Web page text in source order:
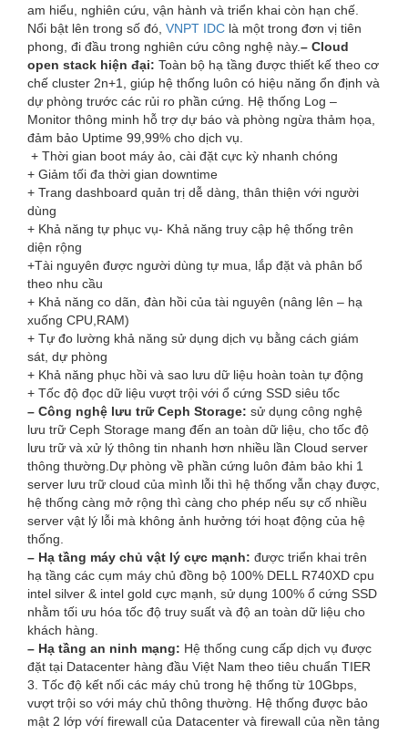
am hiểu, nghiên cứu, vận hành và triển khai còn hạn chế.
Nổi bật lên trong số đó, VNPT IDC là một trong đơn vị tiên
phong, đi đầu trong nghiên cứu công nghệ này.– Cloud
open stack hiện đại: Toàn bộ hạ tầng được thiết kế theo cơ
chế cluster 2n+1, giúp hệ thống luôn có hiệu năng ổn định và
dự phòng trước các rủi ro phần cứng. Hệ thống Log –
Monitor thông minh hỗ trợ dự báo và phòng ngừa thảm họa,
đảm bảo Uptime 99,99% cho dịch vụ.
+ Thời gian boot máy ảo, cài đặt cực kỳ nhanh chóng
+ Giảm tối đa thời gian downtime
+ Trang dashboard quản trị dễ dàng, thân thiện với người
dùng
+ Khả năng tự phục vụ- Khả năng truy cập hệ thống trên
diện rộng
+Tài nguyên được người dùng tự mua, lắp đặt và phân bổ
theo nhu cầu
+ Khả năng co dãn, đàn hồi của tài nguyên (nâng lên – hạ
xuống CPU,RAM)
+ Tự đo lường khả năng sử dụng dịch vụ bằng cách giám
sát, dự phòng
+ Khả năng phục hồi và sao lưu dữ liệu hoàn toàn tự động
+ Tốc độ đọc dữ liệu vượt trội với ổ cứng SSD siêu tốc
– Công nghệ lưu trữ Ceph Storage: sử dụng công nghệ
lưu trữ Ceph Storage mang đến an toàn dữ liệu, cho tốc độ
lưu trữ và xử lý thông tin nhanh hơn nhiều lần Cloud server
thông thường.Dự phòng về phần cứng luôn đảm bảo khi 1
server lưu trữ cloud của mình lỗi thì hệ thống vẫn chạy được,
hệ thống càng mở rộng thì càng cho phép nếu sự cố nhiều
server vật lý lỗi mà không ảnh hưởng tới hoạt động của hệ
thống.
– Hạ tầng máy chủ vật lý cực mạnh: được triển khai trên
hạ tầng các cụm máy chủ đồng bộ 100% DELL R740XD cpu
intel silver & intel gold cực mạnh, sử dụng 100% ổ cứng SSD
nhằm tối ưu hóa tốc độ truy suất và độ an toàn dữ liệu cho
khách hàng.
– Hạ tầng an ninh mạng: Hệ thống cung cấp dịch vụ được
đặt tại Datacenter hàng đầu Việt Nam theo tiêu chuẩn TIER
3. Tốc độ kết nối các máy chủ trong hệ thống từ 10Gbps,
vượt trội so với máy chủ thông thường. Hệ thống được bảo
mật 2 lớp vớí firewall của Datacenter và firewall của nền tảng